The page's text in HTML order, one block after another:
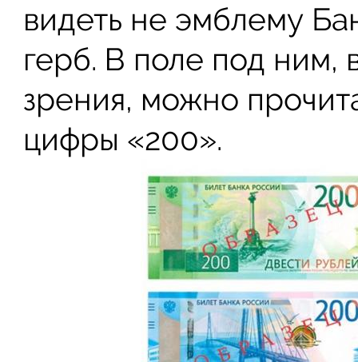
видеть не эмблему
герб. В поле под ним,
зрения, можно
цифры «200».